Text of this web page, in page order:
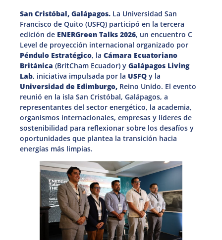
San Cristóbal, Galápagos. La Universidad San
Francisco de Quito (USFQ) participó en la tercera
edición de ENERGreen Talks 2026, un encuentro C
Level de proyección internacional organizado por
Péndulo Estratégico, la Cámara Ecuatoriano
Británica (BritCham Ecuador) y Galápagos Living
Lab, iniciativa impulsada por la USFQ y la
Universidad de Edimburgo, Reino Unido. El evento
reunió en la isla San Cristóbal, Galápagos, a
representantes del sector energético, la academia,
organismos internacionales, empresas y líderes de
sostenibilidad para reflexionar sobre los desafíos y
oportunidades que plantea la transición hacia
energías más limpias.